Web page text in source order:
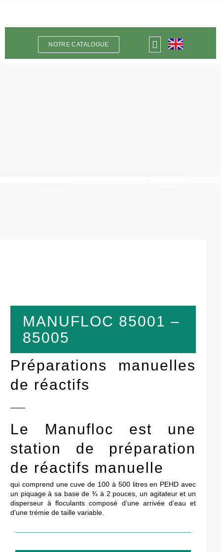
NOTRE CATALOGUE
MANUFLOC 85001 –
85005
Préparations manuelles
de réactifs
Le Manufloc est une
station de préparation
de réactifs manuelle
qui comprend une cuve de 100 à 500 litres en PEHD avec
un piquage à sa base de ¾ à 2 pouces, un agitateur et un
disperseur à floculants composé d’une arrivée d’eau et
d’une trémie de taille variable.